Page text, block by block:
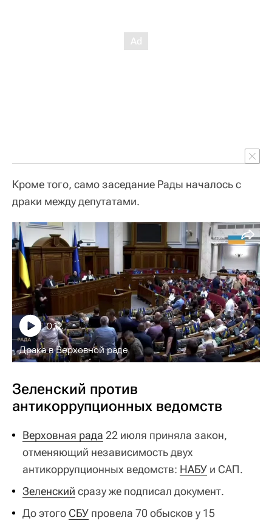
Кроме того, само заседание Рады началось с
драки между депутатами.
Драка в Верховной раде
0:12
Зеленский против
антикоррупционных ведомств
Верховная рада 22 июля приняла закон,
отменяющий независимость двух
антикоррупционных ведомств: НАБУ и САП.
Зеленский сразу же подписал документ.
До этого СБУ провела 70 обысков у 15